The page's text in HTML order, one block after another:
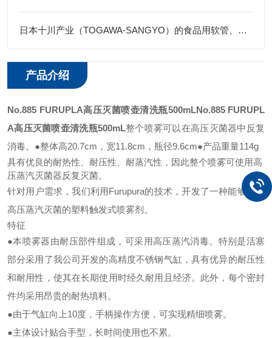
日本十川产业（TOGAWA-SANGYO）的食品用软管、工业用软管及气动工业软管
产品介绍
No.885 FURUPLA高压灭菌喷壶清洗瓶500mLNo.885 FURUPL
A高压灭菌喷壶清洗瓶500mL整个喷雾可以在高压灭菌器中反复
消毒。 ●整体高20.7cm，宽11.8cm，瓶径9.6cm●产品重量114g
具有优良的耐热性、耐压性、耐蒸汽性，因此整个喷雾可使用高
压蒸汽灭菌器反复灭菌。
针对用户需求，我们利用Furupura的技术，开发了一种能够承受
高压蒸汽灭菌的塑料触发式喷雾剂。
特征
●本喷雾器由耐压部件组成，可采用高压蒸汽消毒。 特别是活塞
部分采用了我公司开发的高精度不锈钢气缸，具有优异的耐压性
和耐用性，使其在长期使用时经久耐用且经济。 此外，每个密封
件均采用昂贵的耐热填料。
●由于气缸向上10度，手柄操作方便，可实现精细喷雾。
●主体设计贴合手型，长时间使用也不累。